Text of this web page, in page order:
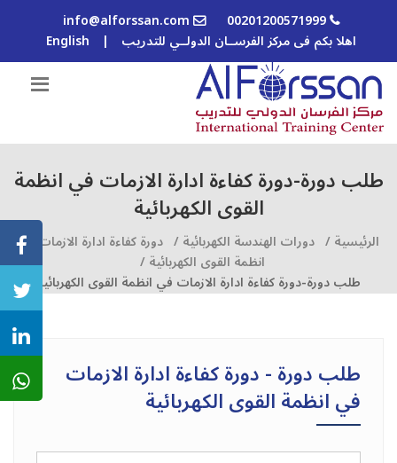
00201200571999
info@alforssan.com
اهلا بكم فى مركز الفرســان الدولــي للتدريب |
English
طلب دورة-دورة كفاءة ادارة الازمات في انظمة
القوى الكهربائیة
الرئيسية / دورات الهندسة الكهربائية / دورة كفاءة ادارة الازمات في
انظمة القوى الكهربائیة /
طلب دورة-دورة كفاءة ادارة الازمات في انظمة القوى الكهربائیة
طلب دورة - دورة كفاءة ادارة الازمات
في انظمة القوى الكهربائیة